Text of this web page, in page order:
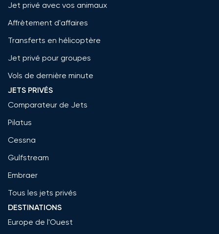
Jet privé avec vos animaux
Affrètement d'affaires
Transferts en hélicoptère
Jet privé pour groupes
Vols de dernière minute
JETS PRIVÉS
Comparateur de Jets
Pilatus
Cessna
Gulfstream
Embraer
Tous les jets privés
DESTINATIONS
Europe de l'Ouest